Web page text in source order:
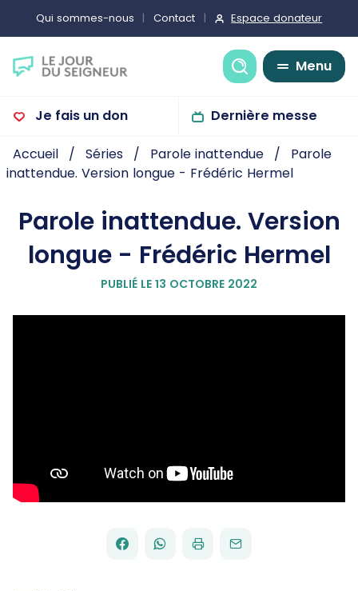
Qui sommes-nous Contact Espace donateur
Recherche
Menu
Je fais un don Dernière messe
Accueil Séries Parole inattendue
Parole
inattendue. Version longue - Frédéric Hermel
Parole inattendue. Version
longue - Frédéric Hermel
PUBLIÉ LE 13 OCTOBRE 2022
PARTAGER
FACEBOOK
PARTAGER
WHATSAPP
IMPRIMERENVOYER
PAR
EMAIL